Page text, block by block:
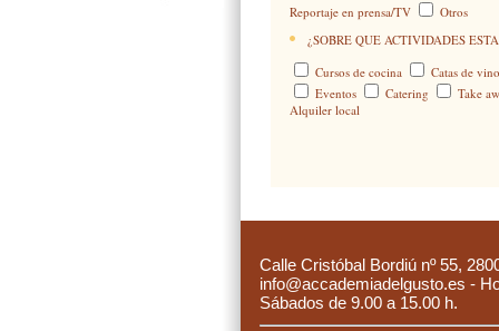
Reportaje en prensa/TV
Otros
¿SOBRE QUE ACTIVIDADES
Cursos de cocina
Catas de
Eventos
Catering
Take
Alquiler local
Calle Cristóbal Bordiú nº 55,
info@accademiadelgusto.es -
Sábados de 9.00 a 15.00 h.